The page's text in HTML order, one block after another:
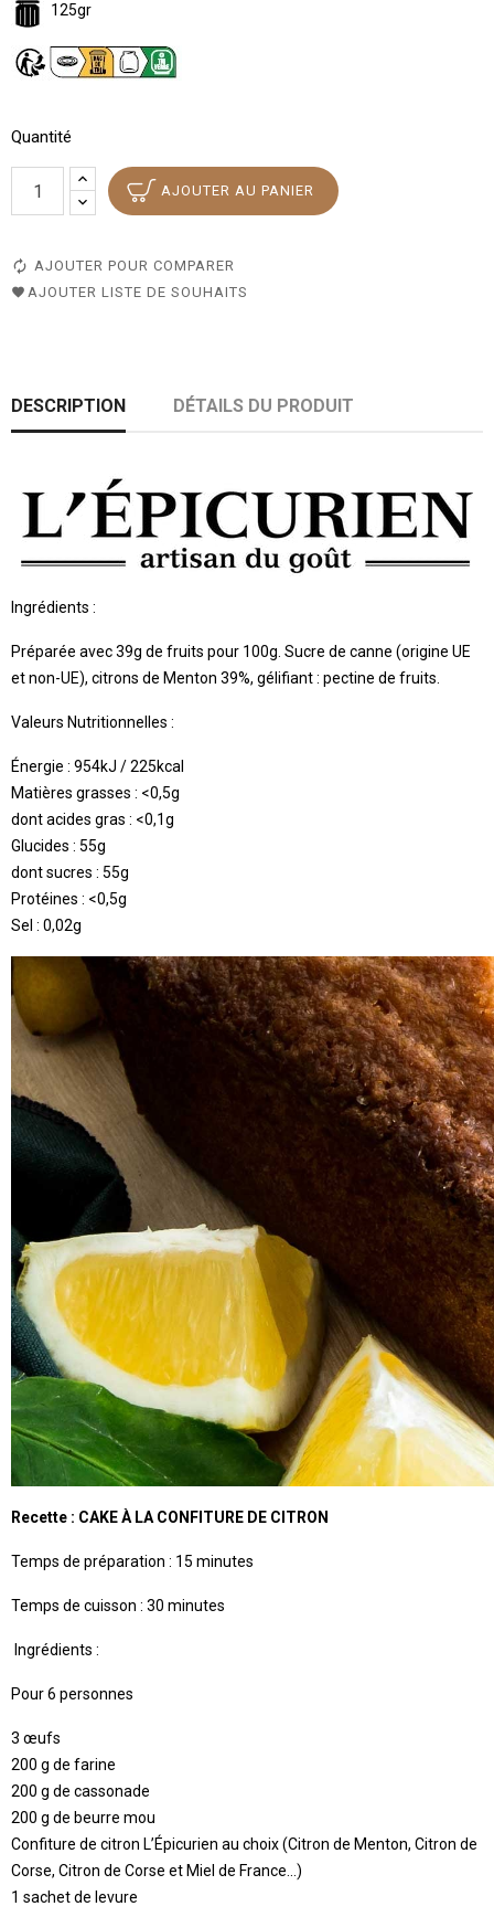
125gr
Quantité
AJOUTER AU PANIER
AJOUTER POUR COMPARER
AJOUTER LISTE DE SOUHAITS
DESCRIPTION DÉTAILS DU PRODUIT
Ingrédients :
Préparée avec 39g de fruits pour 100g. Sucre de canne (origine UE
et non-UE), citrons de Menton 39%, gélifiant : pectine de fruits.
Valeurs Nutritionnelles :
Énergie : 954kJ / 225kcal
Matières grasses : <0,5g
dont acides gras : <0,1g
Glucides : 55g
dont sucres : 55g
Protéines : <0,5g
Sel : 0,02g
Recette : CAKE À LA CONFITURE DE CITRON
Temps de préparation : 15 minutes
Temps de cuisson : 30 minutes
Ingrédients :
Pour 6 personnes
3 œufs
200 g de farine
200 g de cassonade
200 g de beurre mou
Confiture de citron L’Épicurien au choix (Citron de Menton, Citron de
Corse, Citron de Corse et Miel de France...)
1 sachet de levure